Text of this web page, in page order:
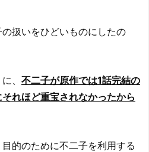
扱いをひどいものにしたの
、 不二子が原作では1話完結の
れほど重宝されなかったから
的のために不二子を利用する